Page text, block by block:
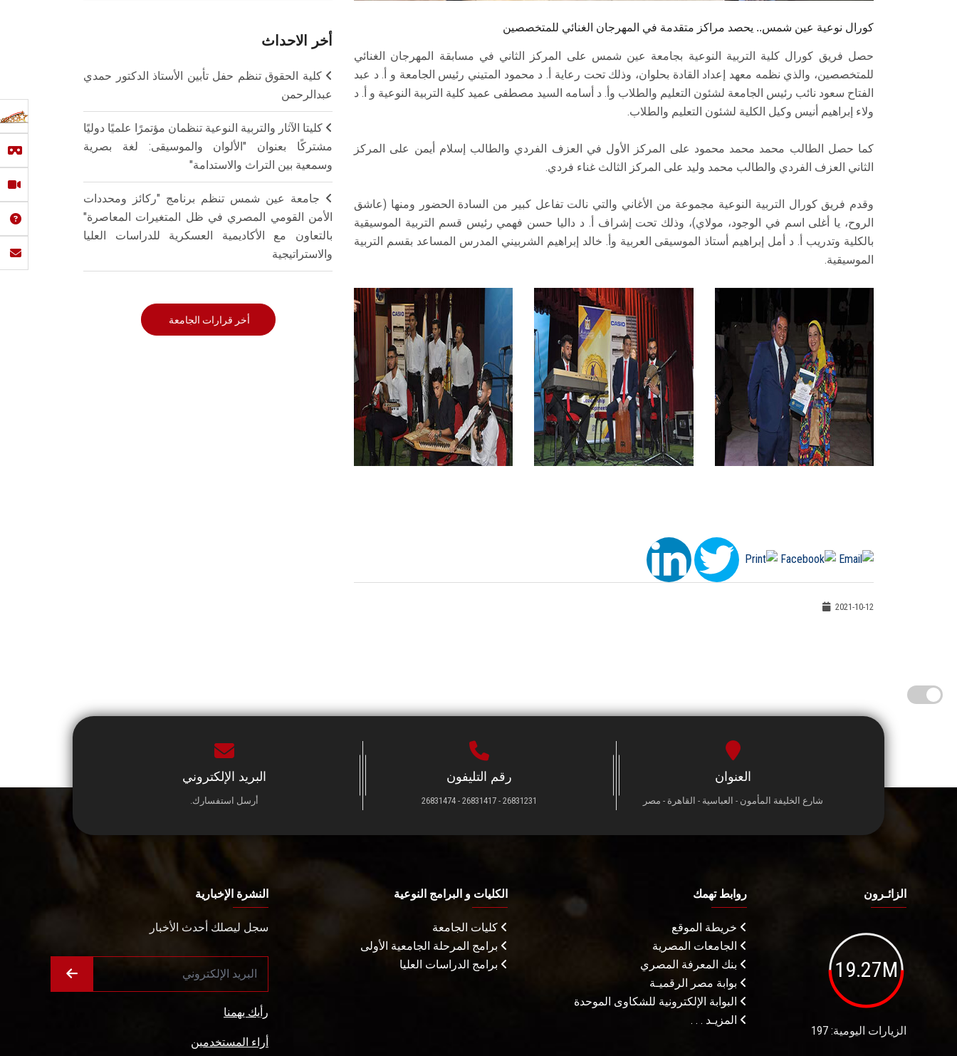
كورال نوعية عين شمس.. يحصد مراكز متقدمة في المهرجان الغنائي للمتخصصين
حصل فريق كورال كلية التربية النوعية بجامعة عين شمس على المركز الثاني في مسابقة المهرجان الغنائي
للمتخصصين، والذي نظمه معهد إعداد القادة بحلوان، وذلك تحت رعاية أ. د محمود المتيني رئيس الجامعة و أ. د عبد
الفتاح سعود نائب رئيس الجامعة لشئون التعليم والطلاب وأ. د أسامه السيد مصطفى عميد كلية التربية النوعية و أ. د
ولاء إبراهيم أنيس وكيل الكلية لشئون التعليم والطلاب.
كما حصل الطالب محمد محمد محمود على المركز الأول في العزف الفردي والطالب إسلام أيمن على المركز
الثاني العزف الفردي والطالب محمد وليد على المركز الثالث غناء فردي.
وقدم فريق كورال التربية النوعية مجموعة من الأغاني والتي نالت تفاعل كبير من السادة الحضور ومنها (عاشق
الروح، يا أغلى اسم في الوجود، مولاي)، وذلك تحت إشراف أ. د داليا حسن فهمي رئيس قسم التربية الموسيقية
بالكلية وتدريب أ. د أمل إبراهيم أستاذ الموسيقى العربية وأ. خالد إبراهيم الشربيني المدرس المساعد بقسم التربية
الموسيقية.
2021-10-12
أخر الاحداث
كلية الحقوق تنظم حفل تأبين الأستاذ الدكتور حمدي
عبدالرحمن
كليتا الآثار والتربية النوعية تنظمان مؤتمرًا علميًا دوليًا
مشتركًا بعنوان "الألوان والموسيقى: لغة بصرية
وسمعية بين التراث والاستدامة"
جامعة عين شمس تنظم برنامج "ركائز ومحددات
الأمن القومي المصري في ظل المتغيرات المعاصرة"
بالتعاون مع الأكاديمية العسكرية للدراسات العليا
والاستراتيجية
أخر قرارات الجامعة
العنوان
شارع الخليفة المأمون - العباسية - القاهرة - مصر
رقم التليفون
26831231 - 26831417 - 26831474
البريد الإلكتروني
أرسل استفسارك.
الزائـرون
19.27M
الزيارات اليومية: 197
روابط تهمك
خريطة الموقع
الجامعات المصرية
بنك المعرفة المصري
بوابة مصر الرقميـة
البوابة الإلكترونية للشكاوى الموحدة
المزيـد . . .
الكليات و البرامج النوعية
كليات الجامعة
برامج المرحلة الجامعية الأولى
برامج الدراسات العليا
النشرة الإخبارية
سجل ليصلك أحدث الأخبار
رأيك يهمنا
أراء المستخدمين